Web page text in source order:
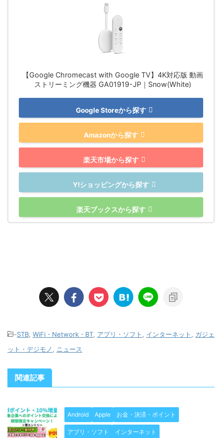
【Google Chromecast with Google TV】4K対応版 動画
ストリーミング機器 GA01919-JP｜Snow(White)
Google Storeから探す
Amazonから探す
楽天市場から探す
Y!ショッピングから探す
楽天ブックスから探す
-STB WiFi・Network・BT アプリ・ソフト インターネット
ガジェ
ット・デジモノ
ニュース
関連記事
Android Apple お金・決済・ポイント
アプリ・ソフト インターネット